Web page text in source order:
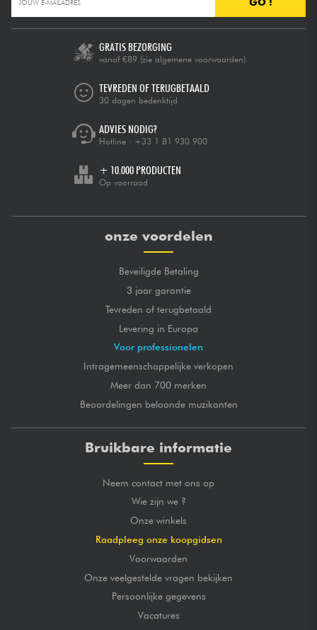
GO !
GRATIS BEZORGING
vanaf €89 (zie algemene voorwaarden)
TEVREDEN OF TERUGBETAALD
30 dagen bedenktijd
ADVIES NODIG?
Hotline : +33 1 81 930 900
+ 10.000 PRODUCTEN
Op voorraad
onze voordelen
Beveiligde Betaling
3 jaar garantie
Tevreden of terugbetaald
Levering in Europa
Voor professionelen
Intragemeenschappelijke verkopen
Meer dan 700 merken
Beoordelingen beloonde muzikanten
Bruikbare informatie
Neem contact met ons op
Wie zijn we ?
Onze winkels
Raadpleeg onze koopgidsen
Voorwaarden
Onze veelgestelde vragen bekijken
Persoonlijke gegevens
Vacatures